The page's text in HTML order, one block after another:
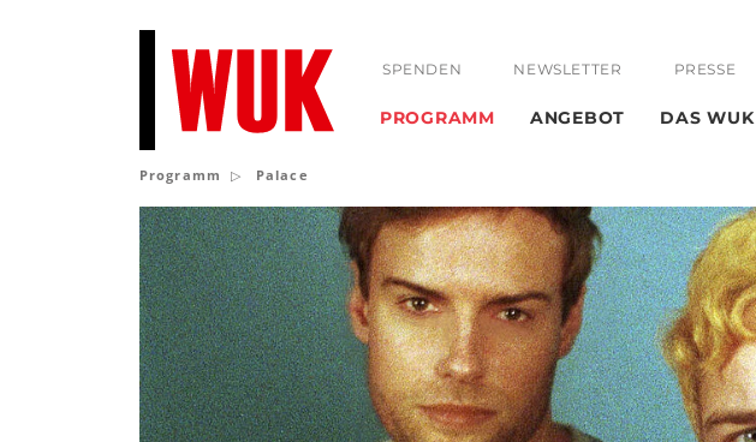
SPENDEN NEWSLETTER PRESSE
PROGRAMM ANGEBOT DAS WUK
Programm Palace